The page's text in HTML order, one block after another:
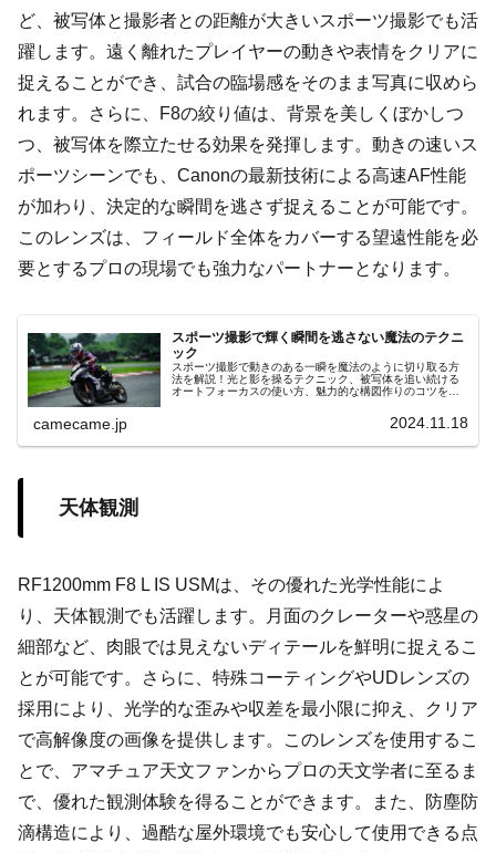
ど、被写体と撮影者との距離が大きいスポーツ撮影でも活
躍します。遠く離れたプレイヤーの動きや表情をクリアに
捉えることができ、試合の臨場感をそのまま写真に収めら
れます。さらに、F8の絞り値は、背景を美しくぼかしつ
つ、被写体を際立たせる効果を発揮します。動きの速いス
ポーツシーンでも、Canonの最新技術による高速AF性能
が加わり、決定的な瞬間を逃さず捉えることが可能です。
このレンズは、フィールド全体をカバーする望遠性能を必
要とするプロの現場でも強力なパートナーとなります。
スポーツ撮影で輝く瞬間を逃さない魔法のテクニ
ック
スポーツ撮影で動きのある一瞬を魔法のように切り取る方
法を解説！光と影を操るテクニック、被写体を追い続ける
オートフォーカスの使い方、魅力的な構図作りのコツを紹
camecame.jp 2024.11.18
天体観測
RF1200mm F8 L IS USMは、その優れた光学性能によ
り、天体観測でも活躍します。月面のクレーターや惑星の
細部など、肉眼では見えないディテールを鮮明に捉えるこ
とが可能です。さらに、特殊コーティングやUDレンズの
採用により、光学的な歪みや収差を最小限に抑え、クリア
で高解像度の画像を提供します。このレンズを使用するこ
とで、アマチュア天文ファンからプロの天文学者に至るま
で、優れた観測体験を得ることができます。また、防塵防
滴構造により、過酷な屋外環境でも安心して使用できる点